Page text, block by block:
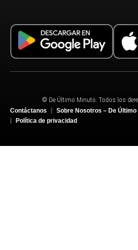
© De Último Minuto. Todos los
Contáctanos
Sobre Nosotros – De Último
Política de privacidad